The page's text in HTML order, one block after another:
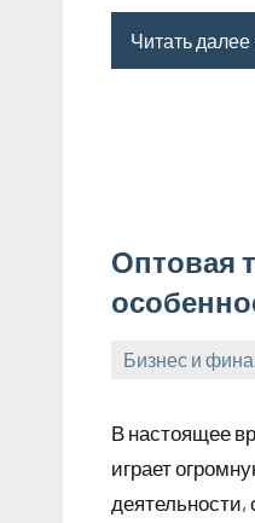
Читать далее
Оптовая
Бизнес и
stroyotdelde
В настоящее
играет
деятельности,